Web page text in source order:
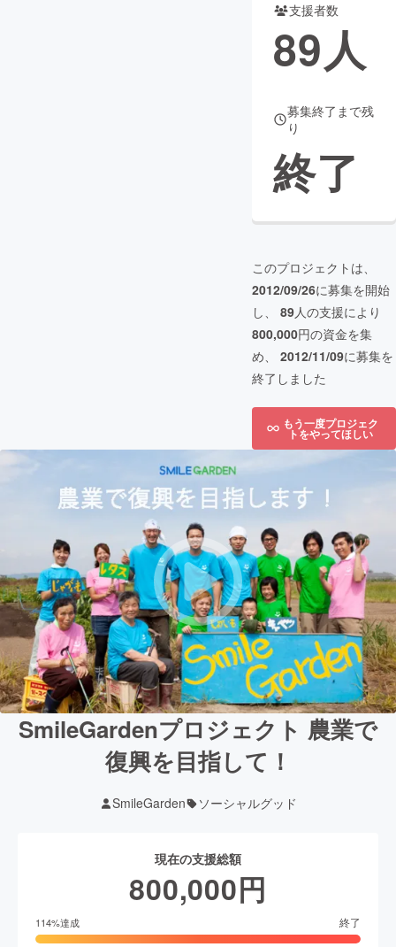
支援者数
89人
募集終了まで残
り
終了
このプロジェクトは、
2012/09/26に募集を開始
し、 89人の支援により
800,000円の資金を集
め、 2012/11/09に募集を
終了しました
もう一度プロジェク
トをやってほしい
SmileGardenプロジェクト 農業で
復興を目指して！
SmileGarden ソーシャルグッド
現在の支援総額
800,000円
114%達成 終了